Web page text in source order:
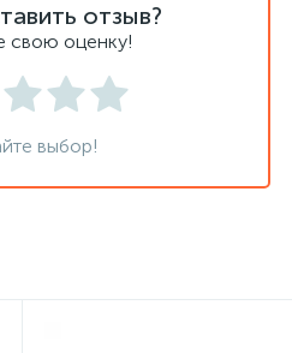
отзыв?
свою оценку!
выбор!